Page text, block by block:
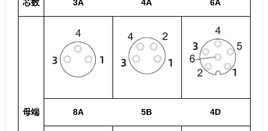
芯数 3A 4A 6A
母端 8A 5B 4D